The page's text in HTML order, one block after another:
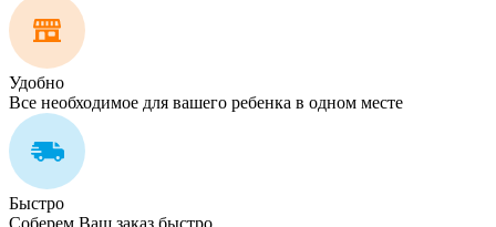
Удобно
Все необходимое для вашего ребенка в одном месте
Быстро